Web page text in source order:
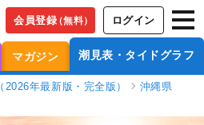
会員登録（無料） ログイン
マガジン 潮見表・タイドグラフ
年最新版・完全版）
沖縄県